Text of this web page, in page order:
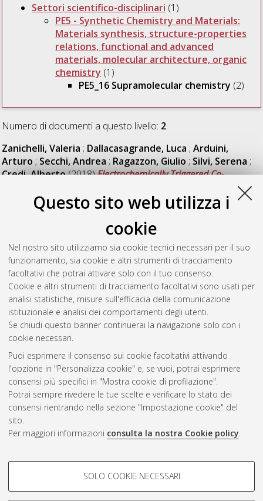
Questo sito web utilizza i
cookie
Nel nostro sito utilizziamo sia cookie tecnici necessari per il suo
funzionamento, sia cookie e altri strumenti di tracciamento
facoltativi che potrai attivare solo con il tuo consenso.
Cookie e altri strumenti di tracciamento facoltativi sono usati per
analisi statistiche, misure sull'efficacia della comunicazione
istituzionale e analisi dei comportamenti degli utenti.
Se chiudi questo banner continuerai la navigazione solo con i
cookie necessari.
Puoi esprimere il consenso sui cookie facoltativi attivando
l'opzione in "Personalizza cookie" e, se vuoi, potrai esprimere
consensi più specifici in "Mostra cookie di profilazione".
Potrai sempre rivedere le tue scelte e verificare lo stato dei
consensi rientrando nella sezione "Impostazione cookie" del
sito.
Per maggiori informazioni consulta la nostra Cookie policy.
COOKIE DI PROFILAZIONE -
SOLO COOKIE NECESSARI
Settori scientifico-disciplinari (1)
PE5 - Synthetic Chemistry and Materials:
Materials synthesis, structure-properties
relations, functional and advanced
materials, molecular architecture, organic
chemistry (1)
PE5_16 Supramolecular chemistry (2)
Numero di documenti a questo livello: 2.
Zanichelli, Valeria ; Dallacasagrande, Luca ;Arduini,
Arturo ; Secchi, Andrea ; Ragazzon, Giulio ; Silvi, Serena ;
Credi, Alberto(2018)Electrochemically Triggered Co-
Conformational Switching in a [2]catenane Comprising a Non-
Symmetric Calix[6]arene Wheel and a Two-Station Oriented
Macrocycle.Molecules, 23 (5). ISSN 1420-3049
Groppi, Jessica;
La Rosa, Marcello;Credi, Alberto ;Silvi, Serena(2018)
Photochemical investigation of cyanoazobenzene derivatives as
components of artificial supramolecular pumps.
Photochemical & Photobiological Sciences .
Questa lista e' stata generata ilThu Aug 6 20:32:08 2026
CEST
Atom
Rss
2.0
AMS Acta
ISSN: 2038-7954
re3data.org -
doi.org/10.17616/R3P19R
Servizio implementato e
Impostazioni Cookie
repository